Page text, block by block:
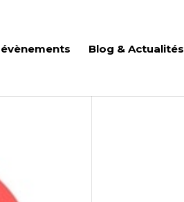
Blog & Actualités